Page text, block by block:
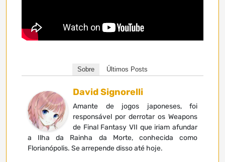
Sobre Últimos Posts
David Signorelli
Amante de jogos japoneses, foi
responsável por derrotar os Weapons
de Final Fantasy VII que iriam afundar
a Ilha da Rainha da Morte, conhecida como
Florianópolis. Se arrepende disso até hoje.